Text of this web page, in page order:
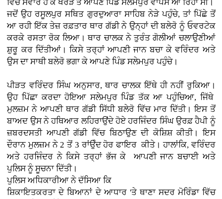
ਵਿੱਚ ਸਵਾਰ ਹੋ ਕੇ ਖਰੜ ਤੋਂ ਆਪਣੇ ਪਿੰਡ ਸਲੇਮਪੁਰ ਵਾਪਸ ਆ ਰਿਹਾ ਸੀ।
ਜਦੋਂ ਉਹ ਰਸੂਲਪੁਰ ਸਥਿਤ ਗੁਰਦੁਆਰਾ ਸਾਹਿਬ ਨੇੜੇ ਪਹੁੰਚੇ, ਤਾਂ ਪਿੱਛੇ ਤੋਂ
ਆ ਰਹੀ ਇੱਕ ਤੇਜ਼ ਰਫ਼ਤਾਰ ਥਾਰ ਗੱਡੀ ਨੇ ਉਨ੍ਹਾਂ ਦੀ ਬਲੇਰੋ ਨੂੰ ਓਵਰਟੇਕ
ਕਰਕੇ ਰਸਤਾ ਰੋਕ ਲਿਆ। ਥਾਰ ਚਾਲਕ ਨੇ ਤੁਰੰਤ ਗੋਲੀਆਂ ਚਲਾਉਣੀਆਂ
ਸ਼ੁਰੂ ਕਰ ਦਿੱਤੀਆਂ। ਕਿਸੇ ਤਰ੍ਹਾਂ ਆਪਣੀ ਜਾਨ ਬਚਾ ਕੇ ਵਰਿੰਦਰ ਅਤੇ
ਉਸ ਦਾ ਸਾਥੀ ਬਲੇਰੋ ਭਗਾ ਕੇ ਆਪਣੇ ਪਿੰਡ ਸਲੇਮਪੁਰ ਪਹੁੰਚੇ।
ਪੀੜਤ ਵਰਿੰਦਰ ਸਿੰਘ ਅਨੁਸਾਰ, ਥਾਰ ਚਾਲਕ ਇੱਥੇ ਹੀ ਨਹੀਂ ਰੁਕਿਆ।
ਉਹ ਪਿੱਛਾ ਕਰਦਾ ਹੋਇਆ ਸਲੇਮਪੁਰ ਪਿੰਡ ਤੱਕ ਆ ਪਹੁੰਚਿਆ, ਜਿੱਥੇ
ਮੁਲਜ਼ਮ ਨੇ ਆਪਣੀ ਥਾਰ ਗੱਡੀ ਸਿੱਧੀ ਬਲੇਰੋ ਵਿੱਚ ਮਾਰ ਦਿੱਤੀ। ਇਸ ਤੋਂ
ਬਾਅਦ ਉਸ ਨੇ ਹਥਿਆਰ ਲਹਿਰਾਉਂਦੇ ਹੋਏ ਹਰਜਿੰਦਰ ਸਿੰਘ ਉਰਫ਼ ਹੈਪੀ ਨੂੰ
ਜ਼ਬਰਦਸਤੀ ਆਪਣੀ ਗੱਡੀ ਵਿੱਚ ਬਿਠਾਉਣ ਦੀ ਕੋਸ਼ਿਸ਼ ਕੀਤੀ। ਇਸ
ਦੌਰਾਨ ਮੁਲਜ਼ਮ ਨੇ 2 ਤੋਂ 3 ਰਾਂਉੰਦ ਹੋਰ ਫਾਇਰ ਕੀਤੇ। ਹਾਲਾਂਕਿ, ਵਰਿੰਦਰ
ਅਤੇ ਹਰਜਿੰਦਰ ਨੇ ਕਿਸੇ ਤਰ੍ਹਾਂ ਭੱਜ ਕੇ ਆਪਣੀ ਜਾਨ ਬਚਾਈ ਅਤੇ
ਪੁਲਿਸ ਨੂੰ ਸੂਚਨਾ ਦਿੱਤੀ।
ਪੁਲਿਸ ਅਧਿਕਾਰੀਆ ਨੇ ਦੱਸਿਆ ਕਿ
ਸ਼ਿਕਾਇਤਕਰਤਾ ਦੇ ਬਿਆਨਾਂ ਦੇ ਆਧਾਰ 'ਤੇ ਥਾਣਾ ਸਦਰ ਮੋਰਿੰਡਾ ਵਿੱਚ